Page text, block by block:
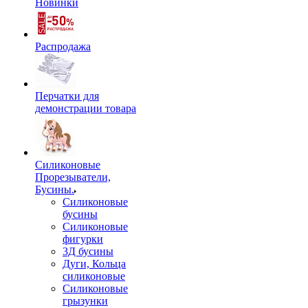
Новинки
Распродажа
Перчатки для
демонстрации товара
Силиконовые
Прорезыватели,
Бусины.
Силиконовые
бусины
Силиконовые
фигурки
3Д бусины
Дуги, Кольца
силиконовые
Силиконовые
грызунки